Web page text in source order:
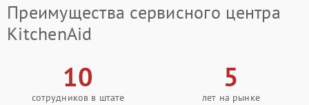
Преимущества сервисного центра
KitchenAid
10
сотрудников в штате
5
лет на рынке